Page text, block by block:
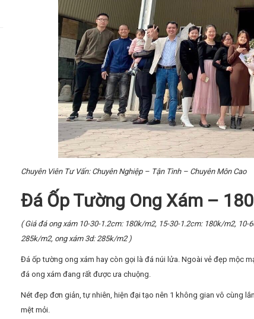
Chuyên Viên Tư Vấn: Chuyên Nghiệp – Tận Tình – Chuyên Môn Cao
Đá Ốp Tường Ong Xám –
( Giá đá ong xám 10-30-1.2cm: 180k/m2, 15-30-1.2cm: 180k/m2,
285k/m2, ong xám 3d: 285k/m2 )
Đá ốp tường ong xám hay còn gọi là đá núi lửa. Ngoài vẻ đẹp mộc
đá ong xám đang rất được ưa chuộng.
Nét đẹp đơn giản, tự nhiên, hiện đại tạo nên 1 không gian vô cùng
mệt mỏi.